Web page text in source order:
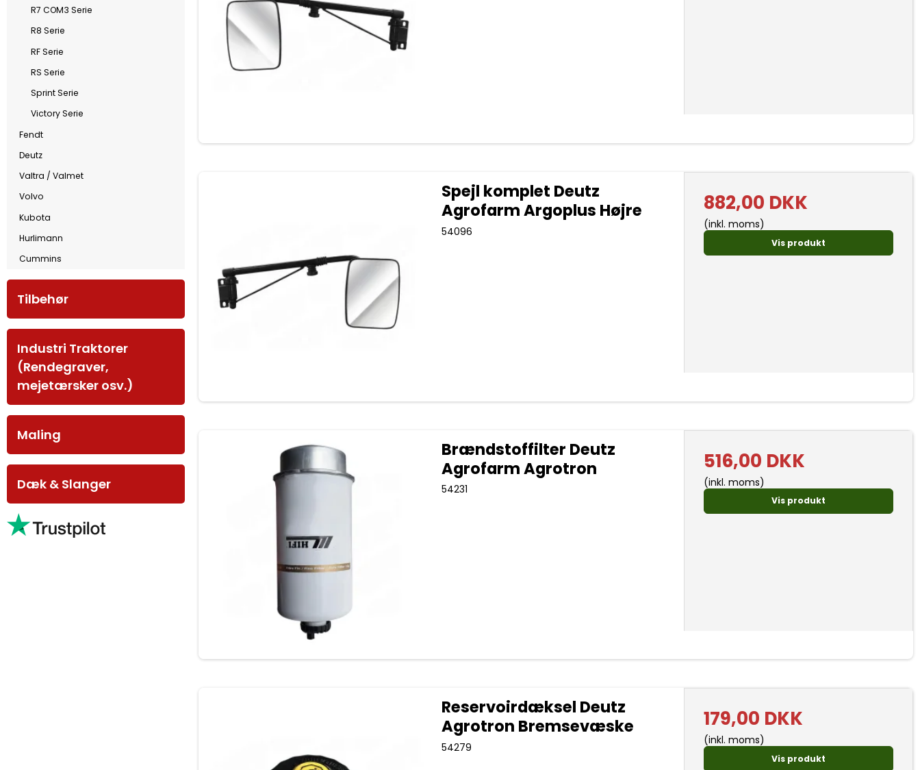
R7 COM3 Serie
R8 Serie
RF Serie
RS Serie
Sprint Serie
Victory Serie
Fendt
Deutz
Valtra / Valmet
Volvo
Kubota
Hurlimann
Cummins
Tilbehør
Industri Traktorer
(Rendegraver,
mejetærsker osv.)
Maling
Dæk & Slanger
Spejl komplet Deutz
Agrofarm Argoplus Højre
54096
882,00 DKK
(inkl. moms)
Vis produkt
Brændstoffilter Deutz
Agrofarm Agrotron
54231
516,00 DKK
(inkl. moms)
Vis produkt
Reservoirdæksel Deutz
Agrotron Bremsevæske
54279
179,00 DKK
(inkl. moms)
Vis produkt